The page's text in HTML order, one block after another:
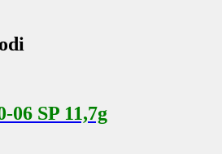
SP 11,7g